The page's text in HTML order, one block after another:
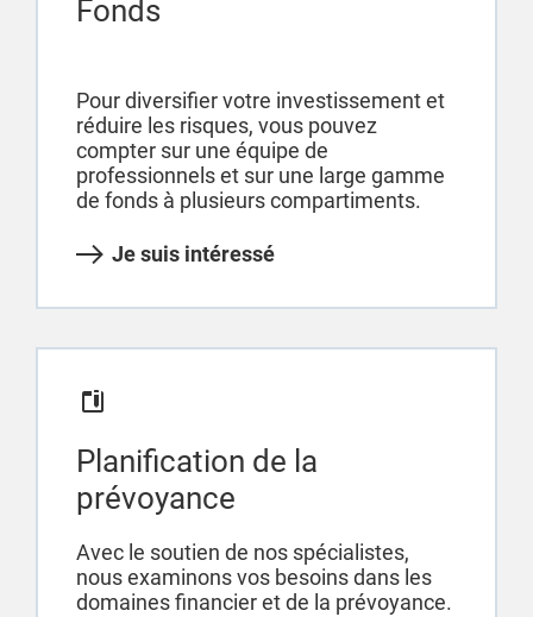
Fonds
Pour diversifier votre investissement et
réduire les risques, vous pouvez
compter sur une équipe de
professionnels et sur une large gamme
de fonds à plusieurs compartiments.
Je suis intéressé
Planification de la
prévoyance
Avec le soutien de nos spécialistes,
nous examinons vos besoins dans les
domaines financier et de la prévoyance.